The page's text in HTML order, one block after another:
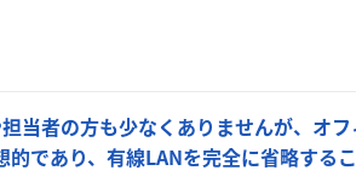
当者の方も少なくありませんが、オフ
であり、有線LANを完全に省略する